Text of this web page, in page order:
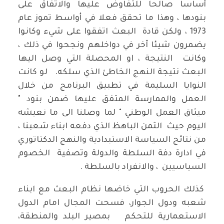
أساسا صالحا للتفاوض عليها والاتفاق على
بنودها ، وهذا ما تحقق فعلا في أواسط تموز عام
1973 ، ولكن قادة البعث اتفقوا على شيء وكانوا
يضمرون شيئا آخر في دواخلهم ونجحوا في ذلك ،
وكانت النتيجة ، او المحصلة التي وصل اليها
البعث نتيجة النهج الخاطئ الذي سلكه. لو كانت
النوايا السليمة في تطبيق البرنامج من خلال
العمل والممارسة المتفق عليها ضمن بنود "
ميثاق العمل الوطني " لما وصلنا الى ما نعيشه
اليوم حيث الثمن الباهظ الذي دفعه ابناء شعبنا ،
من نتائج السياسة الاستبدادية والنهج الدكتاتوري
في ادارة دفة السلطة والدولة وتصفية الخصوم
السياسيين ، والانفراد بالسلطة .
كذلك الحروب التي خاضها نظام البعث مع ابناء
شعبه ودول الجوار، فسحت المجال امام الدول
الاستعمارية للتحكم بمصير البلد والمنطقة،